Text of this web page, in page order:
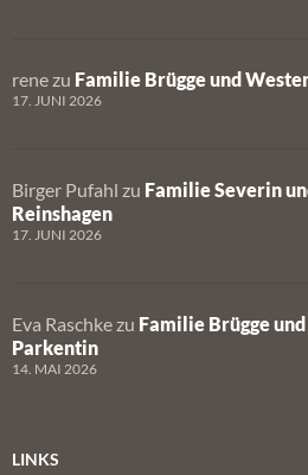
rene zu Familie Brügge und
17. JUNI 2026
Birger Pufahl zu Familie Severin
Reinshagen
17. JUNI 2026
Eva Raschke zu Familie Brügge
Parkentin
14. MAI 2026
LINKS